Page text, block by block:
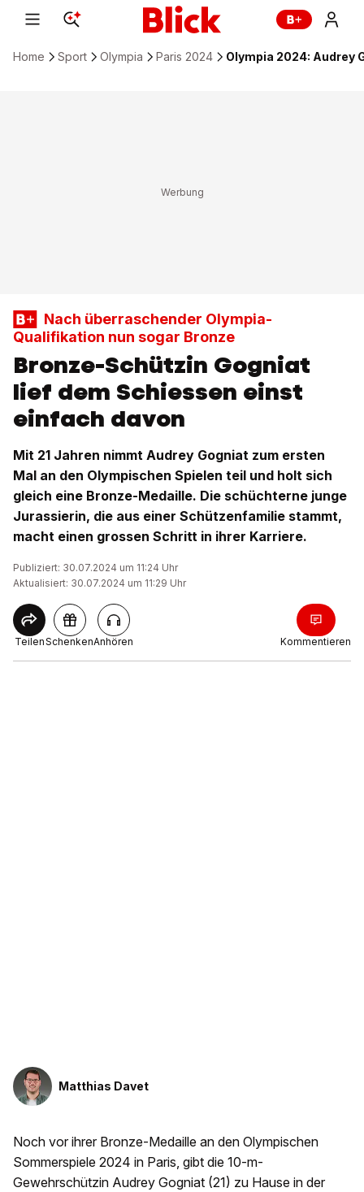
Home Sport Olympia Paris 2024 Olympia 2024: Audrey
Nach überraschender Olympia-
Qualifikation nun sogar Bronze
Bronze-Schützin Gogniat
lief dem Schiessen einst
einfach davon
Mit 21 Jahren nimmt Audrey Gogniat zum ersten
Mal an den Olympischen Spielen teil und holt sich
gleich eine Bronze-Medaille. Die schüchterne junge
Jurassierin, die aus einer Schützenfamilie stammt,
macht einen grossen Schritt in ihrer Karriere.
Publiziert: 30.07.2024 um 11:24 Uhr
Aktualisiert: 30.07.2024 um 11:29 Uhr
TeilenSchenkenAnhören Kommentieren
Matthias Davet
Noch vor ihrer Bronze-Medaille an den Olympischen
Sommerspiele 2024 in Paris, gibt die 10-m-
Gewehrschützin Audrey Gogniat (21) zu Hause in der